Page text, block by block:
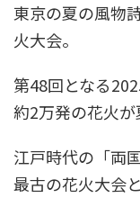
東京の夏の風物
火大会。
第48回となる
約2万発の花火が
江戸時代の「両
最古の花火大会